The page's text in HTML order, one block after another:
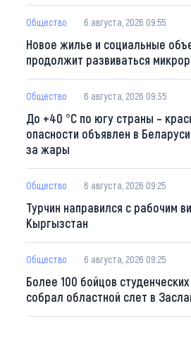
Общество 6 августа, 2026 09:55
Новое жилье и социальные
продолжит развиваться
Общество 6 августа, 2026 09:35
До +40 °С по югу страны –
опасности объявлен в
за жары
Общество 6 августа, 2026 09:25
Турчин направился с рабочим
Кыргызстан
Общество 6 августа, 2026 09:25
Более 100 бойцов
собрал областной слет в